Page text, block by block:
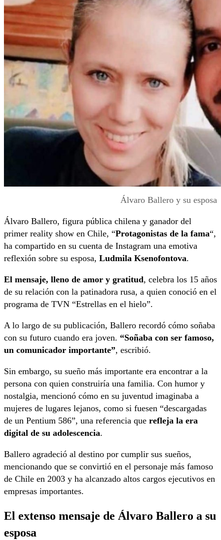
Álvaro Ballero y su esposa
Álvaro Ballero, figura pública chilena y ganador del
primer reality show en Chile, “Protagonistas de la fama“,
ha compartido en su cuenta de Instagram una emotiva
reflexión sobre su esposa, Ludmila Ksenofontova.
El mensaje, lleno de amor y gratitud, celebra los 15 años
de su relación con la patinadora rusa, a quien conoció en el
programa de TVN “Estrellas en el hielo”.
A lo largo de su publicación, Ballero recordó cómo soñaba
con su futuro cuando era joven. “Soñaba con ser famoso,
un comunicador importante”, escribió.
Sin embargo, su sueño más importante era encontrar a la
persona con quien construiría una familia. Con humor y
nostalgia, mencionó cómo en su juventud imaginaba a
mujeres de lugares lejanos, como si fuesen “descargadas
de un Pentium 586”, una referencia que refleja la era
digital de su adolescencia.
Ballero agradeció al destino por cumplir sus sueños,
mencionando que se convirtió en el personaje más famoso
de Chile en 2003 y ha alcanzado altos cargos ejecutivos en
empresas importantes.
El extenso mensaje de Álvaro Ballero a su
esposa